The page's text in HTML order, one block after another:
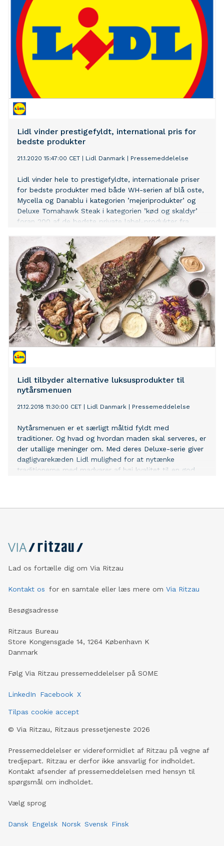
befolkning. Placeringerne giver grund til begejstring hos
Lidl: ”Den flotte placering som det niende bedst
omtalte brand i Danmark og nu andenbedste retail-
brand er resultatet af benhårdt arbejde i vores 124
butikker og hovedkontor. Det gør mig meget stolt, og
det sætter kun endnu mere strøm til den motor, der
hver dag arbejder hårdt for at skabe den bedste
indkøbsoplevelse for vores kunder”, udtaler Chief
Commercial Officer i Lidl, Robert Stekovic.
Indkøbsdirektøren peger blandt andet også på, at Lidls
mange nye koncepter har haft medvind i 2019.Det
Lidl vinder prestigefyldt, international pris for
bedste produkter
21.1.2020 15:47:00 CET Lidl Danmark Pressemeddelelse
Lidl vinder hele to prestigefyldte, internationale priser
for bedste produkter med både WH-serien af blå oste,
Mycella og Danablu i kategorien ’mejeriprodukter’ og
Deluxe Tomahawk Steak i kategorien ’kød og skaldyr’
foran 200 af de bedste private label-produkter fra
Lidl tilbyder alternative luksusprodukter til
nytårsmenuen
21.12.2018 11:30:00 CET Lidl Danmark Pressemeddelelse
Nytårsmenuen er et særligt måltid fyldt med
traditioner. Og hvad og hvordan maden skal serveres, er
der utallige meninger om. Med deres Deluxe-serie giver
dagligvarekæden Lidl mulighed for at nytænke
traditionerne med madvarer af høj kvalitet til en god
Lad os fortælle dig om Via Ritzau
Kontakt os for en samtale eller læs mere om Via Ritzau
Besøgsadresse
Ritzaus Bureau
Store Kongensgade 14, 1264 København K
Danmark
Følg Via Ritzau pressemeddelelser på SOME
LinkedIn Facebook X
Tilpas cookie accept
© Via Ritzau, Ritzaus pressetjeneste 2026
Pressemeddelelser er videreformidlet af Ritzau på vegne af
tredjepart. Ritzau er derfor ikke ansvarlig for indholdet.
Kontakt afsender af pressemeddelelsen med hensyn til
spørgsmål om indholdet.
Vælg sprog
Dansk Engelsk Norsk Svensk Finsk